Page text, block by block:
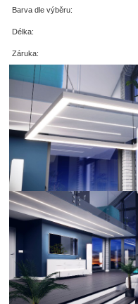
Barva dle výběru:
Délka:
Záruka: